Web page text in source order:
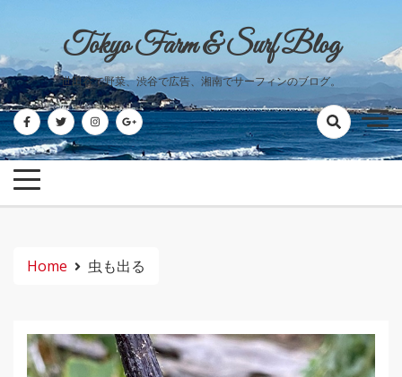
content
Tokyo Farm & Surf Blog
世田谷で野菜、渋谷で広告、湘南でサーフィンのブログ。
Home 虫も出る